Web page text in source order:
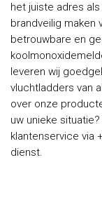
het juiste adres
brandveilig maken
betrouwbare en
leveren wij
vluchtladders van
over onze
uw unieke
klantenservice via
dienst.